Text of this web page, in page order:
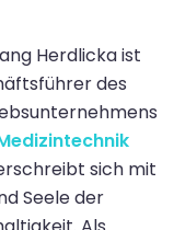
Herdlicka ist
des
sich mit
Seele der